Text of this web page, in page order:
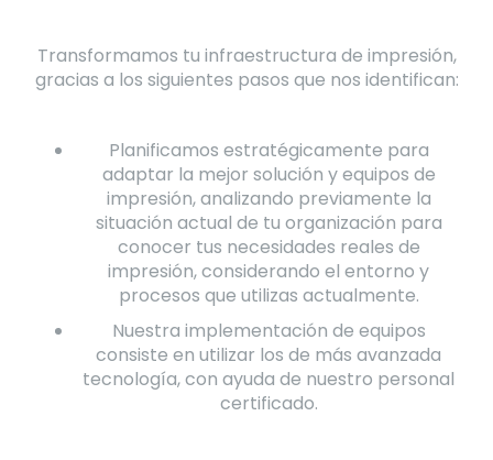
Transformamos tu infraestructura de impresión,
gracias a los siguientes pasos que nos identifican:
Planificamos estratégicamente para
adaptar la mejor solución y equipos de
impresión, analizando previamente la
situación actual de tu organización para
conocer tus necesidades reales de
impresión, considerando el entorno y
procesos que utilizas actualmente.
Nuestra implementación de equipos
consiste en utilizar los de más avanzada
tecnología, con ayuda de nuestro personal
certificado.